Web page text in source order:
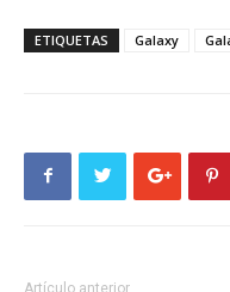
ETIQUETAS Galaxy
Artículo anterior